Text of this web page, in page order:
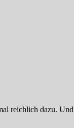
reichlich dazu.